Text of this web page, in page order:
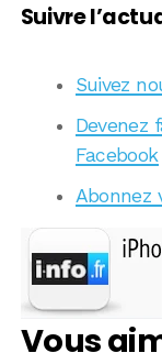
Suivre
Suivez
Devenez
Facebook
Abonnez
Vous